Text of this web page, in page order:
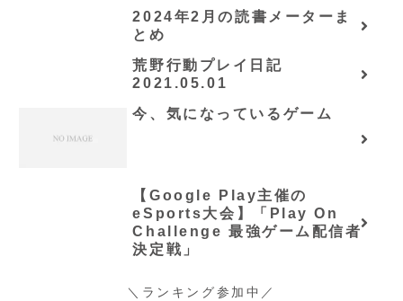
NOVELS)/可換環」シリーズ
全巻のあらすじ・感想
2024年2月の読書メーターま
とめ
荒野行動プレイ日記
2021.05.01
今、気になっているゲーム
【Google Play主催の
eSports大会】「Play On
Challenge 最強ゲーム配信者
決定戦」
＼ランキング参加中／